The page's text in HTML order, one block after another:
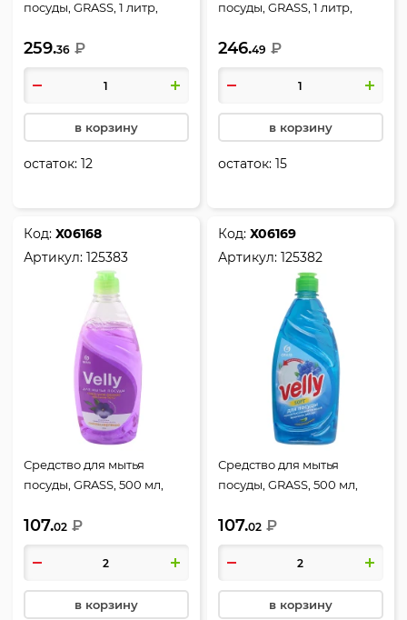
посуды, GRASS, 1 литр,
259.36 ₽
в корзину
остаток:12
посуды, GRASS, 1 литр,
246.49 ₽
в корзину
остаток:15
Код:Х06168
Артикул:125383
Средство для мытья
посуды, GRASS, 500 мл,
125383
107.02 ₽
в корзину
Код:Х06169
Артикул:125382
Средство для мытья
посуды, GRASS, 500 мл,
125382
107.02 ₽
в корзину